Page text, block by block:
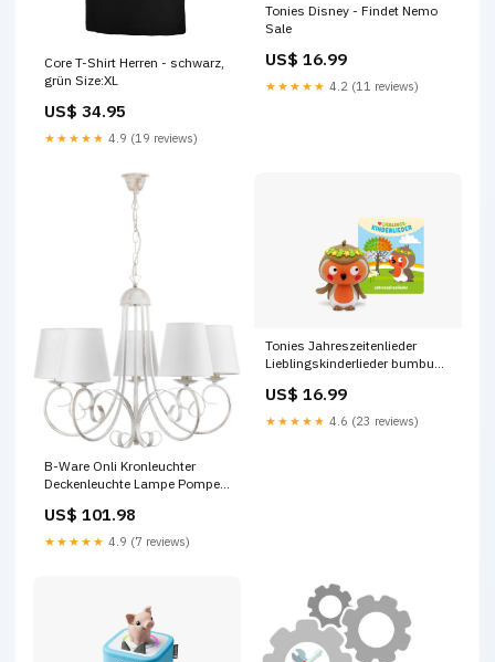
Core T-Shirt Herren - schwarz,
grün Size:XL
US$ 34.95
★★★★★ 4.9 (19 reviews)
Tonies Disney - Findet Nemo
Sale
US$ 16.99
★★★★★ 4.2 (11 reviews)
B-Ware Onli Kronleuchter
Deckenleuchte Lampe Pompei
Textil Led Philips Lightning
US$ 101.98
★★★★★ 4.9 (7 reviews)
Tonies Jahreszeitenlieder
Lieblingskinderlieder bumbu
US$ 16.99
★★★★★ 4.6 (23 reviews)